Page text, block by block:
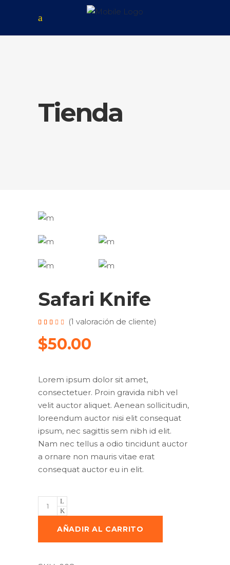
Tienda
Safari Knife
Valorado
sobre
5
basado
en
1(1 valoración de cliente)
$50.00
Lorem ipsum dolor sit amet,
consectetuer. Proin gravida nibh vel
velit auctor aliquet. Aenean sollicitudin,
loreendum auctor nisi elit consequat
ipsum, nec sagittis sem nibh id elit.
Nam nec tellus a odio tincidunt auctor
a ornare non mauris vitae erat
consequat auctor eu in elit.
Safari
Knife
quantityAÑADIR AL CARRITO